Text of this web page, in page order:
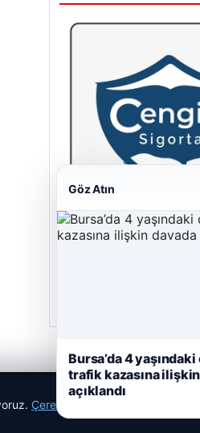
Cengiz Sigorta
Çerez Politikamız
Göz Atın
Bursa’da 4
trafik kazasına
açıklandı